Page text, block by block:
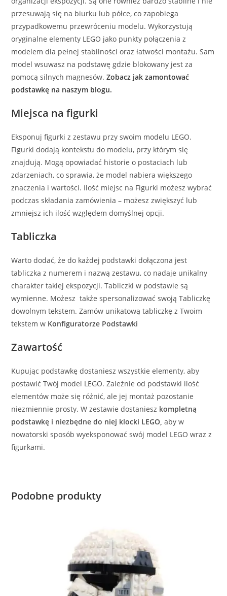
przesuwają się na biurku lub półce, co zapobiega
przypadkowemu przewróceniu modelu. Wykorzystują
oryginalne elementy LEGO jako punkty połączenia z
modelem dla pełnej stabilności oraz łatwości montażu. Sam
model wsuwasz na podstawę gdzie blokowany jest za
pomocą silnych magnesów. Zobacz jak zamontować
podstawkę na naszym blogu.
Miejsca na figurki
Eksponuj figurki z zestawu przy swoim modelu LEGO.
Figurki dodają kontekstu do modelu, przy którym się
znajdują. Mogą opowiadać historie o postaciach lub
zdarzeniach, co sprawia, że model nabiera większego
znaczenia i wartości. Ilość miejsc na Figurki możesz wybrać
podczas składania zamówienia – możesz zwiększyć lub
zmniejsz ich ilość względem domyślnej opcji.
Tabliczka
Warto dodać, że do każdej podstawki dołączona jest
tabliczka z numerem i nazwą zestawu, co nadaje unikalny
charakter takiej ekspozycji. Tabliczki w podstawie są
wymienne. Możesz także spersonalizować swoją Tabliczkę
dowolnym tekstem. Zamów unikatową tabliczkę z Twoim
tekstem w Konfiguratorze Podstawki
Zawartość
Kupując podstawkę dostaniesz wszystkie elementy, aby
postawić Twój model LEGO. Zależnie od podstawki ilość
elementów może się różnić, ale jej montaż pozostanie
niezmiennie prosty. W zestawie dostaniesz kompletną
podstawkę i niezbędne do niej klocki LEGO,aby w
nowatorski sposób wyeksponować swój model LEGO wraz z
figurkami.
Podobne produkty